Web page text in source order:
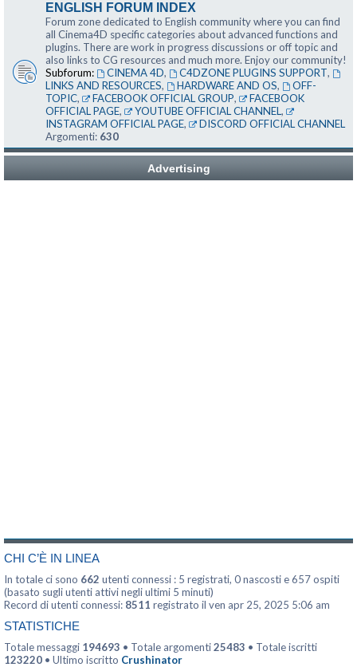
ENGLISH FORUM INDEX
Forum zone dedicated to English community where you can find
all Cinema4D specific categories about advanced functions and
plugins. There are work in progress discussions or off topic and
also links to CG resources and much more. Enjoy our community!
Subforum:
CINEMA 4D, C4DZONE PLUGINS SUPPORT,
LINKS AND RESOURCES, HARDWARE AND OS,
OFF-
TOPIC, FACEBOOK OFFICIAL GROUP,
FACEBOOK
OFFICIAL PAGE, YOUTUBE OFFICIAL CHANNEL,
INSTAGRAM OFFICIAL PAGE,
DISCORD OFFICIAL CHANNEL
Argomenti: 630
Advertising
CHI C’È IN LINEA
In totale ci sono 662 utenti connessi : 5 registrati, 0 nascosti e 657 ospiti
(basato sugli utenti attivi negli ultimi 5 minuti)
Record di utenti connessi: 8511 registrato il ven apr 25, 2025 5:06 am
STATISTICHE
Totale messaggi 194693 • Totale argomenti25483 • Totale iscritti
123220 • Ultimo iscritto Crushinator